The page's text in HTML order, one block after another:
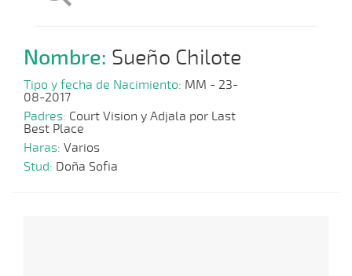
Nombre: Sueño Chilote
Tipo y fecha de Nacimiento: MM - 23-
08-2017
Padres: Court Vision y Adjala por Last
Best Place
Haras: Varios
Stud: Doña Sofia